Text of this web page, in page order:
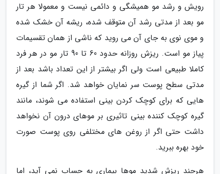
رویش و رشد مو همیشگی و دائمی نیست و معمولا هر تار
مو بعد از مدتی رشد آن متوقف شده، ریشه آن خشک شده
و موی نوی به جای آن می روید که ناشی از همان تقسیمات
پیاز مو است. ریزش روزانه حدود 60 تا 90 تار مو در هر فرد
کاملا طبیعی است ولی اگر بیشتر از این تعداد باشد بعد از
مدتی سطح پوست سر نمایان خواهد شد. اگر شما از گیره
هایی که برای کوچک کردن بینی استفاده می شوند، مانند
گیره کوچک کننده بینی تاثیری بر موهای درون آن نخواهد
داشت حتی اگر از روغن های مختلفی روی پوست صورت
خود بهره ببرید.
هرچند ریزش شدید موها بیماری به حساب نمی آید، اما